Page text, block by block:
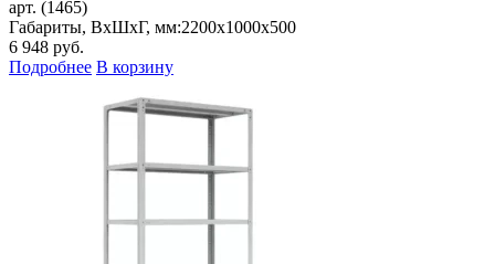
арт. (1465)
Габариты, ВxШxГ, мм:2200x1000x500
6 948 руб.
Подробнее В корзину